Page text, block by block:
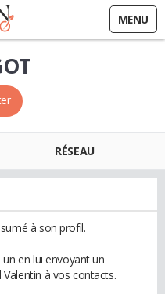
MENU
RÉSEAU
à son profil.
en lui envoyant un
à vos contacts.